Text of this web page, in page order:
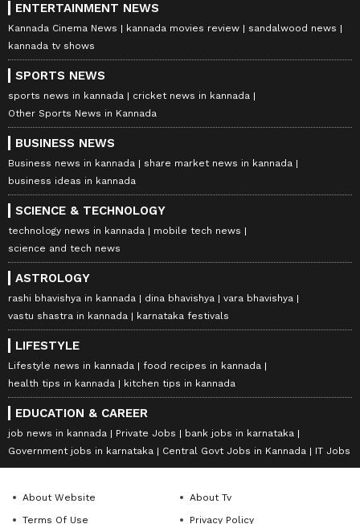
ENTERTAINMENT NEWS
Kannada Cinema News kannada movies review
sandalwood news
kannada tv shows
SPORTS NEWS
sports news in kannada
cricket news in kannada
Other Sports News in Kannada
BUSINESS NEWS
Business news in kannada
share market news in kannada
business ideas in kannada
SCIENCE & TECHNOLOGY
technology news in kannada
mobile tech news
science and tech news
ASTROLOGY
rashi bhavishya in kannada dina bhavishya
vara bhavishya
vastu shastra in kannada
karnataka festivals
LIFESTYLE
Lifestyle news in kannada
food recipes in kannada
health tips in kannada
kitchen tips in kannada
EDUCATION & CAREER
job news in kannada Private Jobs
bank jobs in karnataka
Government jobs in karnataka
Central Govt Jobs in Kannada IT Jobs
About Website
About Tv
Terms Of Use
Privacy Policy